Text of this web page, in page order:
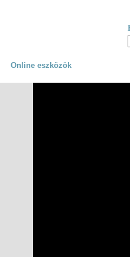
Online eszközök